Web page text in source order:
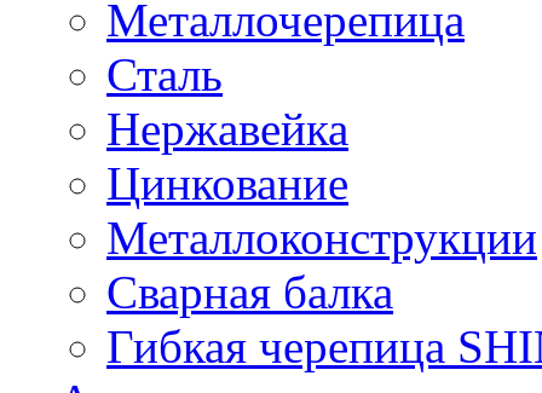
Металлочерепица
Сталь
Нержавейка
Цинкование
Металлоконструкции
Сварная балка
Гибкая черепица